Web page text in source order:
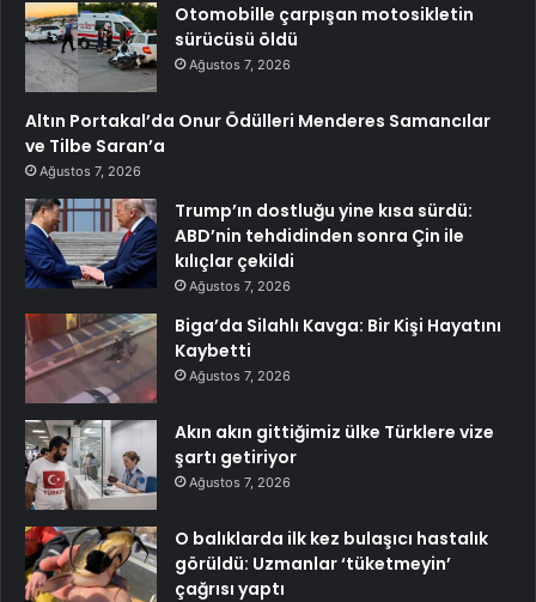
Otomobille çarpışan motosikletin
sürücüsü öldü
Ağustos 7, 2026
Altın Portakal’da Onur Ödülleri Menderes Samancılar
ve Tilbe Saran’a
Ağustos 7, 2026
Trump’ın dostluğu yine kısa sürdü:
ABD’nin tehdidinden sonra Çin ile
kılıçlar çekildi
Ağustos 7, 2026
Biga’da Silahlı Kavga: Bir Kişi Hayatını
Kaybetti
Ağustos 7, 2026
Akın akın gittiğimiz ülke Türklere vize
şartı getiriyor
Ağustos 7, 2026
O balıklarda ilk kez bulaşıcı hastalık
görüldü: Uzmanlar ‘tüketmeyin’
çağrısı yaptı